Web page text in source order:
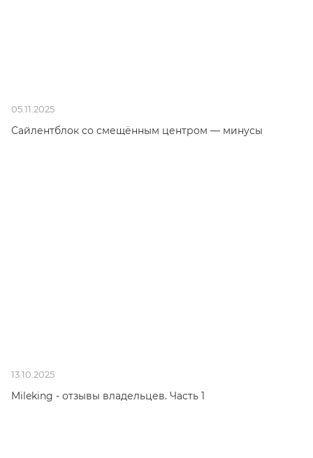
05.11.2025
Сайлентблок со смещённым центром — минусы
13.10.2025
Mileking - отзывы владельцев. Часть 1